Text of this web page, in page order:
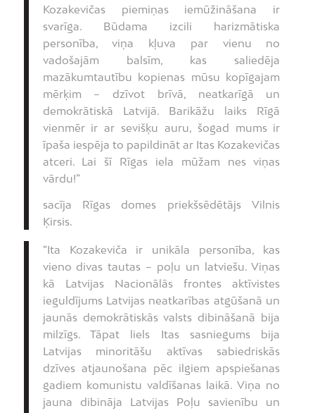
Kozakevičas piemiņas iemūžināšana ir
svarīga. Būdama izcili harizmātiska
personība, viņa kļuva par vienu no
vadošajām balsīm, kas saliedēja
mazākumtautību kopienas mūsu kopīgajam
mērķim – dzīvot brīvā, neatkarīgā un
demokrātiskā Latvijā. Barikāžu laiks Rīgā
vienmēr ir ar sevišķu auru, šogad mums ir
īpaša iespēja to papildināt ar Itas Kozakevičas
atceri. Lai šī Rīgas iela mūžam nes viņas
vārdu!”
sacīja Rīgas domes priekšsēdētājs Vilnis
Ķirsis.
“Ita Kozakeviča ir unikāla personība, kas
vieno divas tautas – poļu un latviešu. Viņas
kā Latvijas Nacionālās frontes aktīvistes
ieguldījums Latvijas neatkarības atgūšanā un
jaunās demokrātiskās valsts dibināšanā bija
milzīgs. Tāpat liels Itas sasniegums bija
Latvijas minoritāšu aktīvas sabiedriskās
dzīves atjaunošana pēc ilgiem apspiešanas
gadiem komunistu valdīšanas laikā. Viņa no
jauna dibināja Latvijas Poļu savienību un